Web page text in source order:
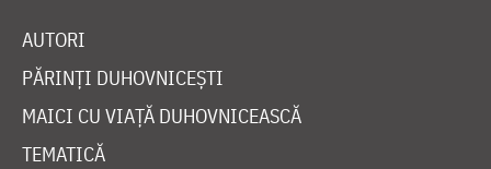
AUTORI
PĂRINȚI DUHOVNICEȘTI
MAICI CU VIAȚĂ DUHOVNICEASCĂ
TEMATICĂ